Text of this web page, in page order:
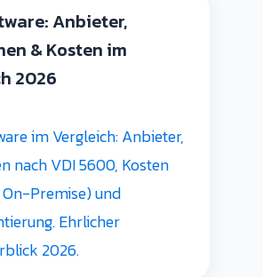
Anbieter,
& Kosten im
2026
im Vergleich: Anbieter,
nach VDI 5600, Kosten
Premise) und
Ehrlicher
2026.